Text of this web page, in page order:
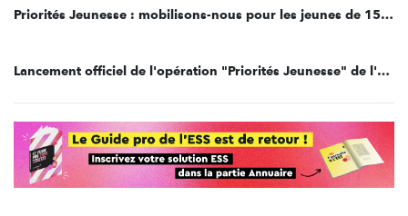
Priorités Jeunesse : mobilisons-nous pour les jeunes de 15-25 ans
Lancement officiel de l'opération "Priorités Jeunesse" de l'Agence du Don en Nature